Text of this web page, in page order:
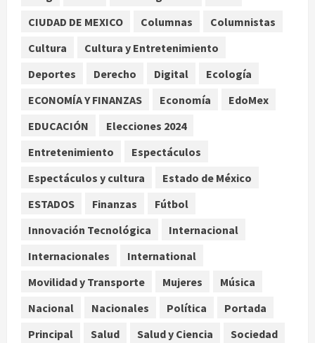
Perez Hilton es hospitalizado tras
autolesionarse en vivo por TikTok
agosto 6, 2026
Aficionado encara a Mikel Arriola en
vuelo y exige regreso del ascenso
4
Salud
Sectores obrero y empresarial
piden al IMSS nuevo hospital en
agosto 6, 2026
Nacional
Falla en sistema Booster de El
de Tijuana
CIUDAD DE MEXICO
Columnas
Columnistas
Cultura
Cultura y Entretenimiento
Deportes
Derecho Digital
Ecología
ECONOMÍA Y FINANZAS
Economía
EdoMex
EDUCACIÓN
Elecciones 2024
Entretenimiento
Espectáculos
Espectáculos y cultura
Estado de México
ESTADOS
Finanzas
Fútbol
Innovación Tecnológica
Internacional
Internacionales
International
Movilidad y Transporte
Mujeres
Música
Nacional
Nacionales Política
Portada
Principal
Salud Salud y Ciencia
Sociedad